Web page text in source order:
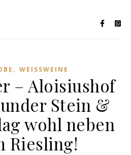
, WEISSWEINE
– Aloisiushof
Stein &
wohl neben
Riesling!